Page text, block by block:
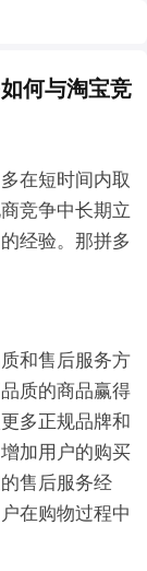
何与淘宝竞
在短时间内取
竞争中长期立
经验。那拼多
和售后服务方
质的商品赢得
多正规品牌和
加用户的购买
售后服务经
在购物过程中